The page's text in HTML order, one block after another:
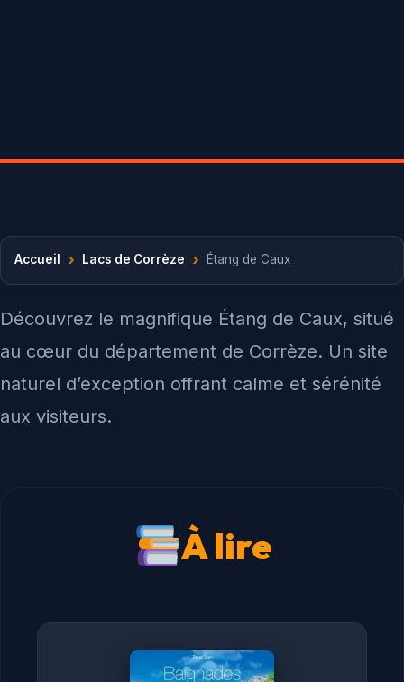
Accueil › Lacs de Corrèze › Étang de Caux
Découvrez le magnifique Étang de Caux, situé
au cœur du département de Corrèze. Un site
naturel d’exception offrant calme et sérénité
aux visiteurs.
À lire